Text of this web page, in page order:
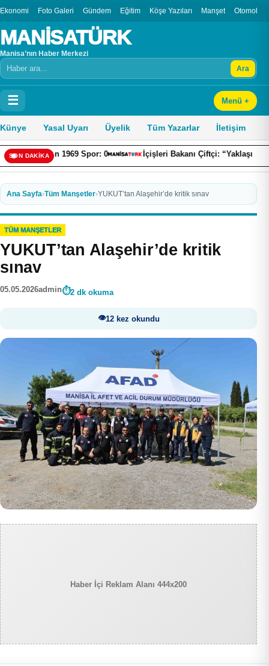
Ekonomi Foto Galeri Gündem Eğitim Köşe Yazıları Manşet Otomobil
MANİSATÜRK
Manisa’nın Haber Merkezi
Arama Ara
☰ Menü +
Künye Yasal Uyarı Üyelik Tüm Yazarlar İletişim
SON DAKİKA
1969 Spor: 0 İçişleri Bakanı Çiftçi: “Yaklaşık 7 bin 500
Ana Sayfa›Tüm Manşetler›YUKUT’tan Alaşehir’de kritik sınav
TÜM MANŞETLER
YUKUT’tan Alaşehir’de kritik
sınav
05.05.2026admin 2 dk okuma
12 kez okundu
Haber İçi Reklam Alanı 444x200